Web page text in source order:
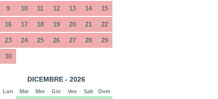
9 10 11 12 13 14 15
16 17 18 19 20 21 22
23 24 25 26 27 28 29
30
DICEMBRE - 2026
Lun Mar Mer Gio Ven Sab Dom